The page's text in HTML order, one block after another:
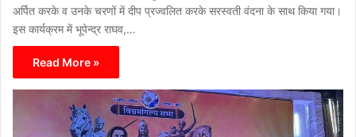
अर्पित करके व उनके चरणों में दीप प्रज्वलित करके सरस्वती वंदना के साथ किया गया।
इस कार्यक्रम में भूपेन्द्र राघव,…
Read More »